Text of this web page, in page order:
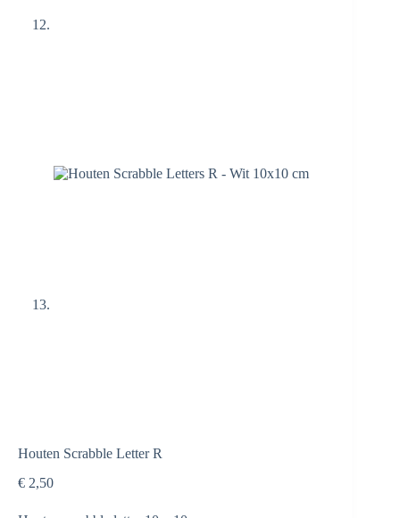
Houten Scrabble Letter R
€ 2,50